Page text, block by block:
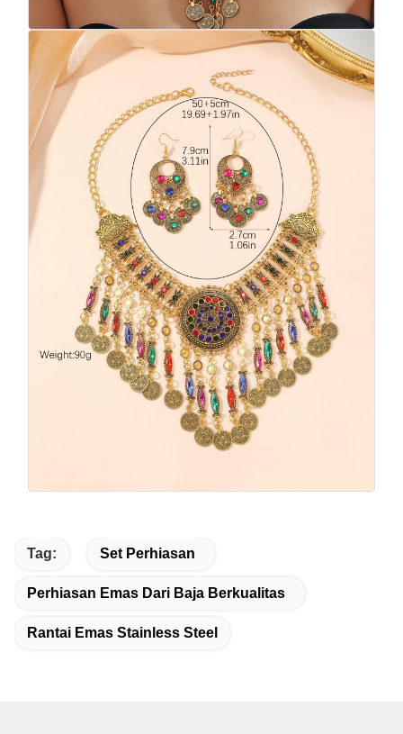
Tag: Set Perhiasan
Perhiasan Emas Dari Baja Berkualitas
Rantai Emas Stainless Steel